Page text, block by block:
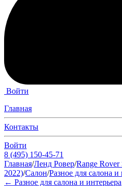
Войти
Главная
Контакты
Войти
8 (495) 150-45-71
Главная/Ленд Ровер/Range Rover
2022)/Салон/Разное для салона и
← Разное для салона и интерьера